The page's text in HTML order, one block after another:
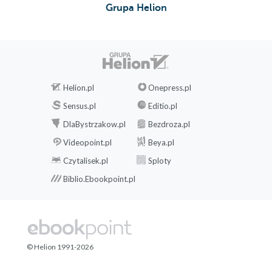
Grupa Helion
Helion.pl
Onepress.pl
Sensus.pl
Editio.pl
DlaBystrzakow.pl
Bezdroza.pl
Videopoint.pl
Beya.pl
Czytalisek.pl
Sploty
Biblio.Ebookpoint.pl
© Helion 1991-2026